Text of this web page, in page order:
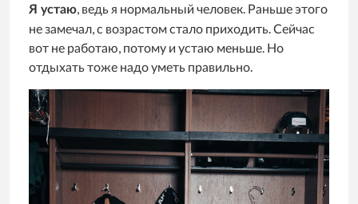
Я устаю, ведь я нормальный человек. Раньше этого
не замечал, с возрастом стало приходить. Сейчас
вот не работаю, потому и устаю меньше. Но
отдыхать тоже надо уметь правильно.